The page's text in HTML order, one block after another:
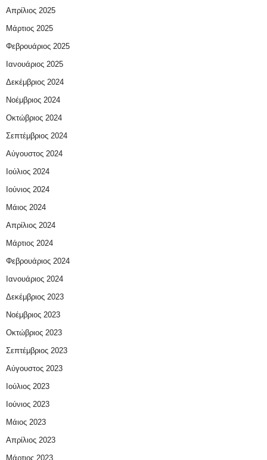
Απρίλιος 2025
Μάρτιος 2025
Φεβρουάριος 2025
Ιανουάριος 2025
Δεκέμβριος 2024
Νοέμβριος 2024
Οκτώβριος 2024
Σεπτέμβριος 2024
Αύγουστος 2024
Ιούλιος 2024
Ιούνιος 2024
Μάιος 2024
Απρίλιος 2024
Μάρτιος 2024
Φεβρουάριος 2024
Ιανουάριος 2024
Δεκέμβριος 2023
Νοέμβριος 2023
Οκτώβριος 2023
Σεπτέμβριος 2023
Αύγουστος 2023
Ιούλιος 2023
Ιούνιος 2023
Μάιος 2023
Απρίλιος 2023
Μάρτιος 2023